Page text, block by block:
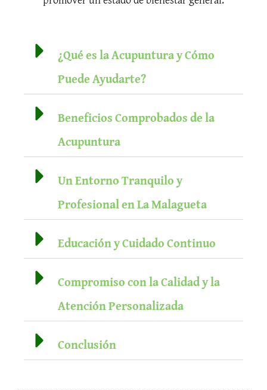
¿Qué es la Acupuntura y Cómo
Puede Ayudarte?
Beneficios Comprobados de la
Acupuntura
Un Entorno Tranquilo y
Profesional en La Malagueta
Educación y Cuidado Continuo
Compromiso con la Calidad y la
Atención Personalizada
Conclusión